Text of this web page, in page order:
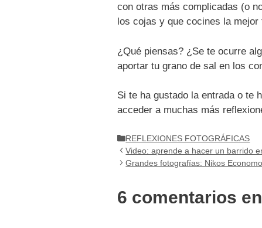
con otras más complicadas (o
los cojas y que cocines la
¿Qué piensas? ¿Se te ocurre
aportar tu grano de sal en los
Si te ha gustado la entrada o te
acceder a muchas más
Categorías
REFLEXIONES FOTOGRÁFICAS
Video: aprende a hacer un barrido
Grandes fotografías: Nikos
6 comentarios